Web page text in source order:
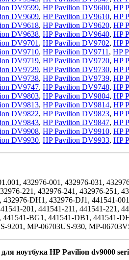
DV9599, HP Pavilion DV9600, HP
DV9609, HP Pavilion DV9610, HP
DV9618, HP Pavilion DV9620, HP
DV9638, HP Pavilion DV9640, HP
DV9701 , HP Pavilion DV9702, HP
DV9710, HP Pavilion DV9711 , HP
DV9719, HP Pavilion DV9720, HP
DV9729, HP Pavilion DV9730, HP
DV9738, HP Pavilion DV9739, HP
DV9747, HP Pavilion DV9748, HP
DV9803, HP Pavilion DV9804, HP
DV9813, HP Pavilion DV9814, HP
DV9822, HP Pavilion DV9823, HP
DV9843, HP Pavilion DV9847, HP
DV9908, HP Pavilion DV9910, HP
DV9930, HP Pavilion DV9933, HP
432976-001, 432976-031,
221, 432976-241, 432976-251,
DH1, 432976-DJ1, 441541-
201, 441541-211, 441541-221,
BG1, 441541-DB1, 441541-
9201, MP-06703US-930, MP-
ноутбука HP Pavilion dv9000